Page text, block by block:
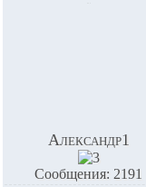
Александр1
Сообщения: 2191